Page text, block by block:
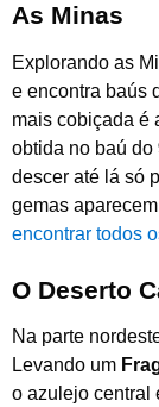
As Minas
Explorando as
e encontra baús
mais cobiçada é
obtida no baú do
descer até lá só
gemas
encontrar todos
O Deserto
Na parte
Levando um
o azulejo central